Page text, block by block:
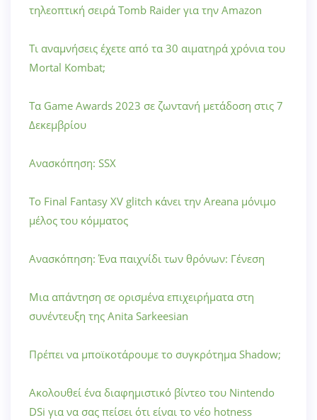
τηλεοπτική σειρά Tomb Raider για την Amazon
Τι αναμνήσεις έχετε από τα 30 αιματηρά χρόνια του
Mortal Kombat;
Τα Game Awards 2023 σε ζωντανή μετάδοση στις 7
Δεκεμβρίου
Ανασκόπηση: SSX
Το Final Fantasy XV glitch κάνει την Areana μόνιμο
μέλος του κόμματος
Ανασκόπηση: Ένα παιχνίδι των θρόνων: Γένεση
Μια απάντηση σε ορισμένα επιχειρήματα στη
συνέντευξη της Anita Sarkeesian
Πρέπει να μποϊκοτάρουμε το συγκρότημα Shadow;
Ακολουθεί ένα διαφημιστικό βίντεο του Nintendo
DSi για να σας πείσει ότι είναι το νέο hotness